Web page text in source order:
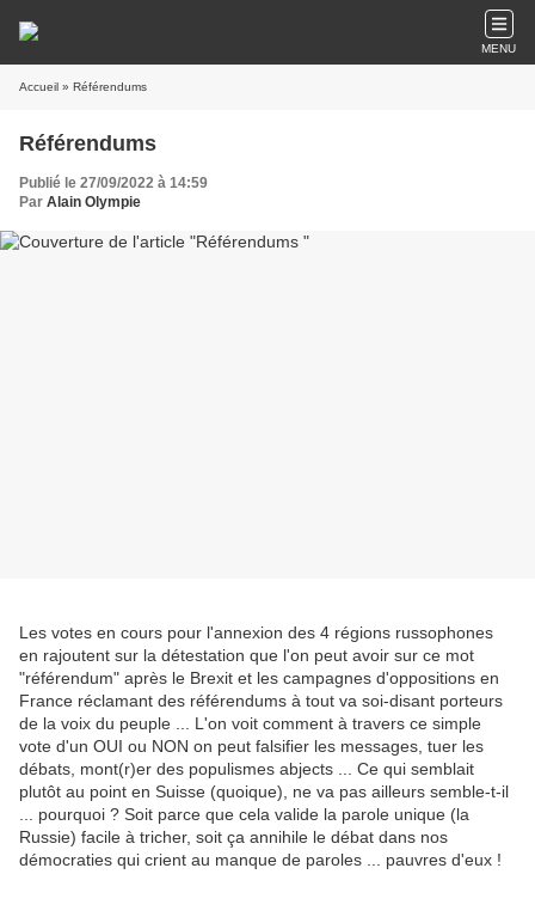
MENU
Accueil » Référendums
Référendums
Publié le 27/09/2022 à 14:59
Par Alain Olympie
Les votes en cours pour l'annexion des 4 régions russophones
en rajoutent sur la détestation que l'on peut avoir sur ce mot
"référendum" après le Brexit et les campagnes d'oppositions en
France réclamant des référendums à tout va soi-disant porteurs
de la voix du peuple ... L'on voit comment à travers ce simple
vote d'un OUI ou NON on peut falsifier les messages, tuer les
débats, mont(r)er des populismes abjects ... Ce qui semblait
plutôt au point en Suisse (quoique), ne va pas ailleurs semble-t-il
... pourquoi ? Soit parce que cela valide la parole unique (la
Russie) facile à tricher, soit ça annihile le débat dans nos
démocraties qui crient au manque de paroles ... pauvres d'eux !